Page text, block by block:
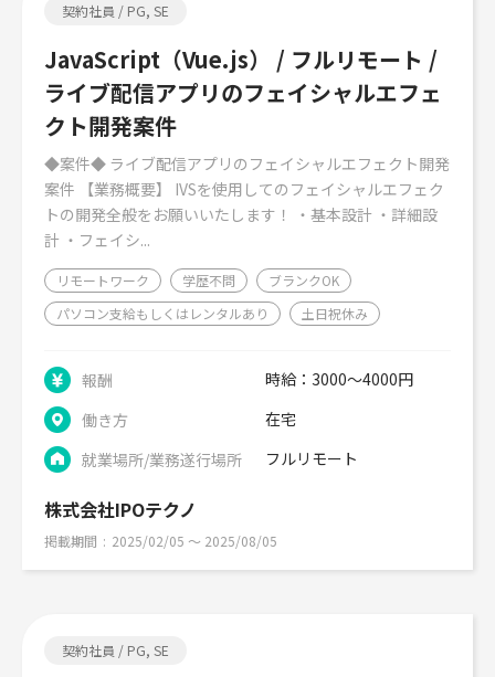
契約社員 / PG, SE
JavaScript（Vue.js） / フルリモート /
ライブ配信アプリのフェイシャルエフェ
クト開発案件
◆案件◆ ライブ配信アプリのフェイシャルエフェクト開発
案件 【業務概要】 IVSを使用してのフェイシャルエフェク
トの開発全般をお願いいたします！ ・基本設計 ・詳細設
計 ・フェイシ...
リモートワーク 学歴不問
ブランクOK
パソコン支給もしくはレンタルあり
土日祝休み
報酬
時給：3000～4000円
働き方
在宅
就業場所/業務遂行場所
フルリモート
株式会社IPOテクノ
掲載期間 2025/02/05 〜 2025/08/05
契約社員 / PG, SE